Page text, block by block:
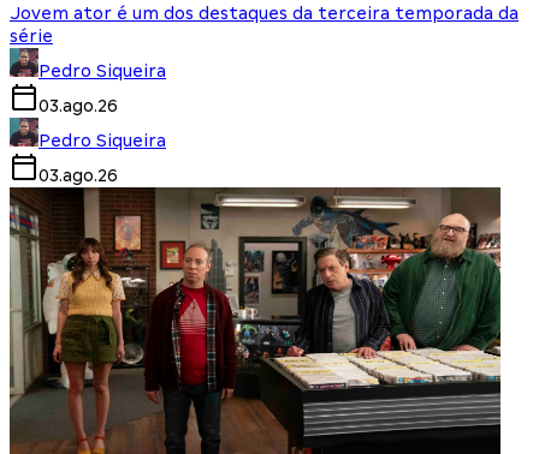
Jovem ator é um dos destaques da terceira temporada da
série
Pedro Siqueira
03.ago.26
Pedro Siqueira
03.ago.26